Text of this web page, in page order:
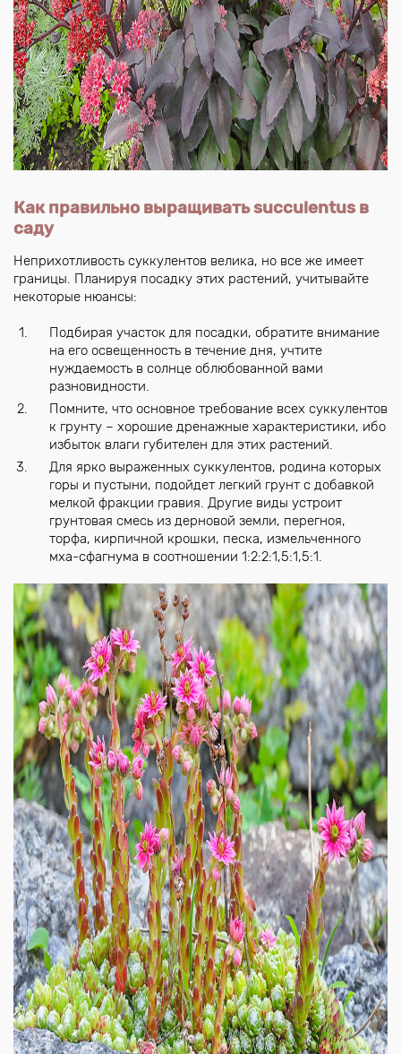
Как правильно выращивать succulentus в
саду
Неприхотливость суккулентов велика, но все же имеет
границы. Планируя посадку этих растений, учитывайте
некоторые нюансы:
Подбирая участок для посадки, обратите внимание
на его освещенность в течение дня, учтите
нуждаемость в солнце облюбованной вами
разновидности.
Помните, что основное требование всех суккулентов
к грунту – хорошие дренажные характеристики, ибо
избыток влаги губителен для этих растений.
Для ярко выраженных суккулентов, родина которых
горы и пустыни, подойдет легкий грунт с добавкой
мелкой фракции гравия. Другие виды устроит
грунтовая смесь из дерновой земли, перегноя,
торфа, кирпичной крошки, песка, измельченного
мха-сфагнума в соотношении 1:2:2:1,5:1,5:1.